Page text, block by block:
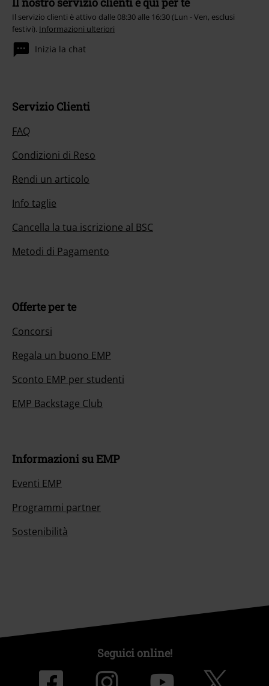
Il servizio clienti è attivo dalle 08:30 alle 16:30 (Lun - Ven, esclusi
festivi). Informazioni ulteriori
Inizia la chat
Servizio Clienti
FAQ
Condizioni di Reso
Rendi un articolo
Info taglie
Cancella la tua iscrizione al BSC
Metodi di Pagamento
Offerte per te
Concorsi
Regala un buono EMP
Sconto EMP per studenti
EMP Backstage Club
Informazioni su EMP
Eventi EMP
Programmi partner
Sostenibilità
Seguici online!